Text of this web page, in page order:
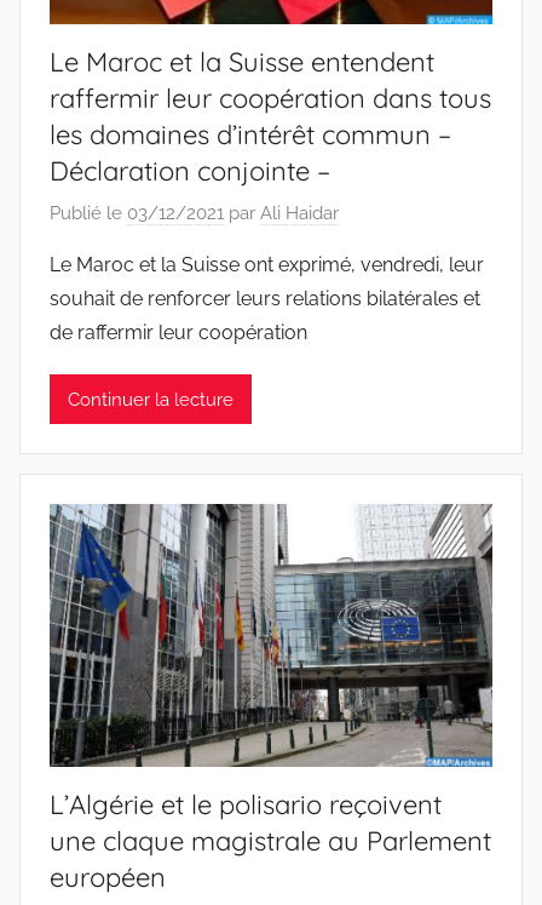
Le Maroc et la Suisse entendent
raffermir leur coopération dans tous
les domaines d’intérêt commun –
Déclaration conjointe –
Publié le 03/12/2021 par Ali Haidar
Le Maroc et la Suisse ont exprimé, vendredi, leur
souhait de renforcer leurs relations bilatérales et
de raffermir leur coopération
Continuer la lecture
L’Algérie et le polisario reçoivent
une claque magistrale au Parlement
européen